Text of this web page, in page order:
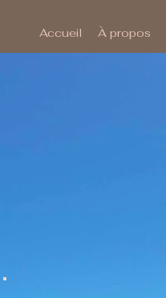
Accueil À propos